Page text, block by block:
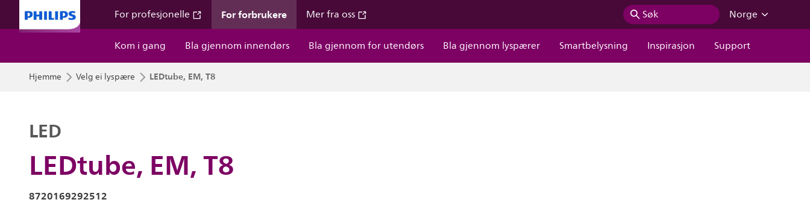
For profesjonelle For forbrukere Mer fra oss Søk
Norge
Kom i gang
Bla gjennom innendørs Bla gjennom for utendørs Bla gjennom lyspærer Smartbelysning Inspirasjon Support
Hjemme Velg ei lyspære LEDtube, EM, T8
LEDtube, EM, T8
LED
8720169292512